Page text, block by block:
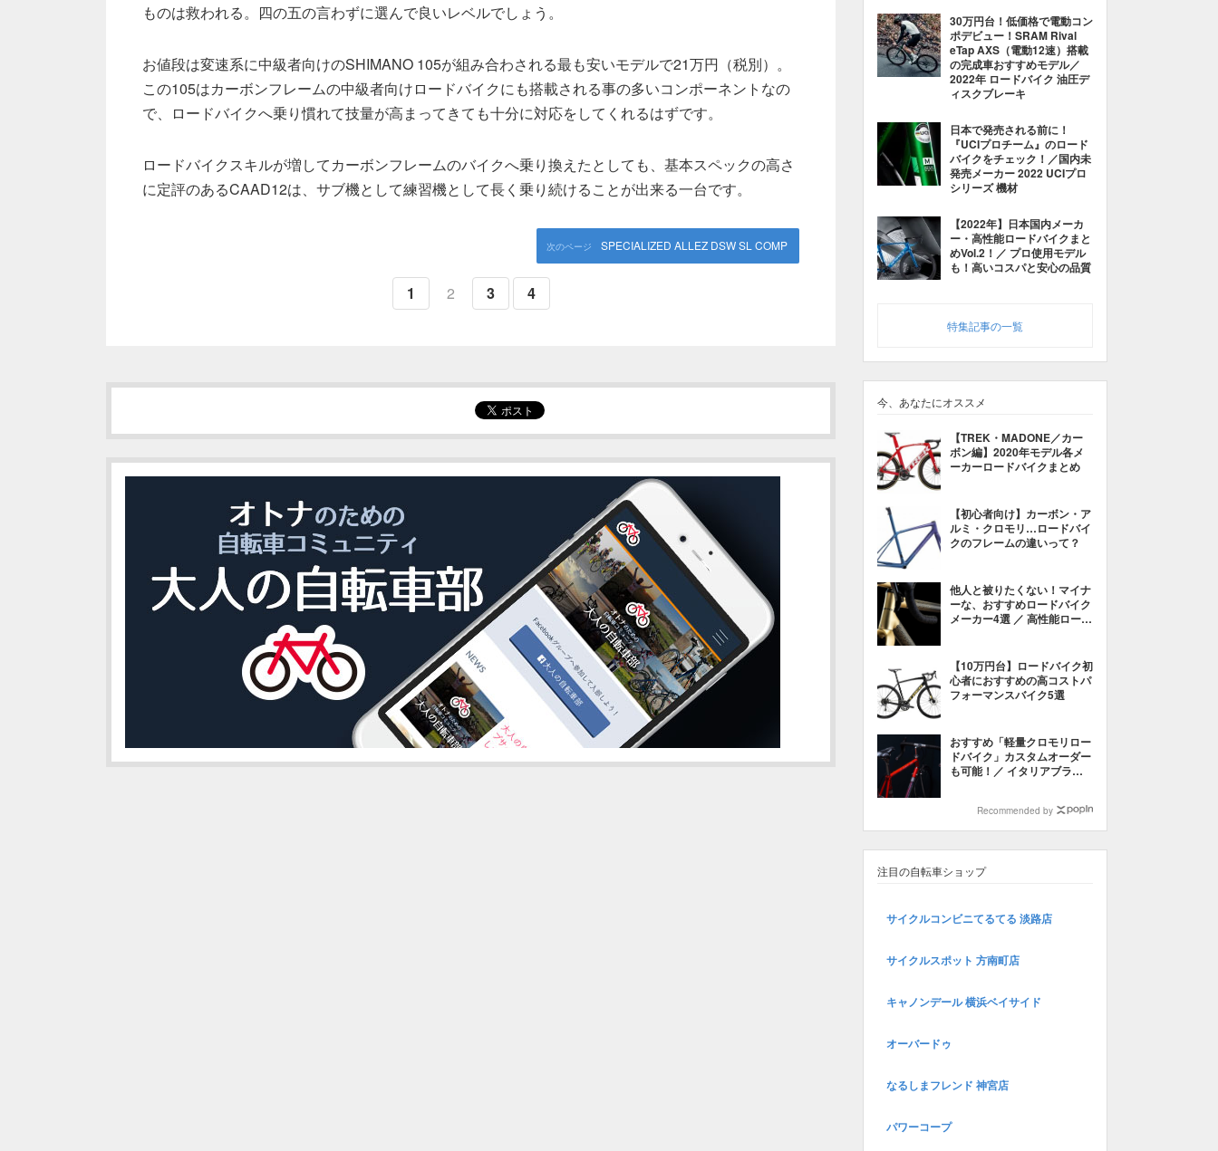
ものは救われる。四の五の言わずに選んで良いレベルでしょう。
お値段は変速系に中級者向けのSHIMANO 105が組み合わされる最も安いモデルで21万円（税別）。
この105はカーボンフレームの中級者向けロードバイクにも搭載される事の多いコンポーネントなの
で、ロードバイクへ乗り慣れて技量が高まってきても十分に対応をしてくれるはずです。
ロードバイクスキルが増してカーボンフレームのバイクへ乗り換えたとしても、基本スペックの高さ
に定評のあるCAAD12は、サブ機として練習機として長く乗り続けることが出来る一台です。
SPECIALIZED ALLEZ DSW SL COMP
1 2 3 4
30万円台！低価格で電動コン
ポデビュー！SRAM Rival
eTap AXS（電動12速）搭載
の完成車おすすめモデル／
2022年 ロードバイク 油圧デ
ィスクブレーキ
日本で発売される前に！
『UCIプロチーム』のロード
バイクをチェック！／国内未
発売メーカー 2022 UCIプロ
シリーズ 機材
【2022年】日本国内メーカ
ー・高性能ロードバイクまと
めVol.2！／ プロ使用モデル
も！高いコスパと安心の品質
特集記事の一覧
今、あなたにオススメ
【TREK・MADONE／カー
ボン編】2020年モデル各メ
ーカーロードバイクまとめ
【初心者向け】カーボン・ア
ルミ・クロモリ…ロードバイ
クのフレームの違いって？
他人と被りたくない！マイナ
ーな、おすすめロードバイク
メーカー4選 ／ 高性能ロード
【10万円台】ロードバイク初
心者におすすめの高コストパ
フォーマンスバイク5選
おすすめ「軽量クロモリロー
ドバイク」カスタムオーダー
も可能！／ イタリアブラン
Recommended by
注目の自転車ショップ
サイクルコンビニてるてる 淡路店
サイクルスポット 方南町店
キャノンデール 横浜ベイサイド
オーバードゥ
なるしまフレンド 神宮店
パワーコープ